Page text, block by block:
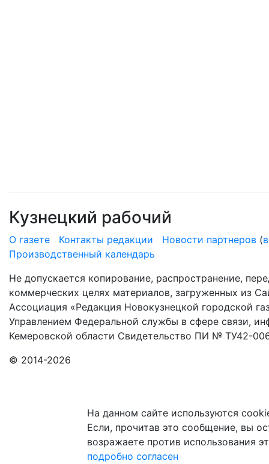
Кузнецкий рабочий
О газете Контакты редакции Новости партнеров (
Производственный календарь
Не допускается копирование, распространение,
коммерческих целях материалов, загруженных из
Ассоциация «Редакция Новокузнецкой городской
Управлением Федеральной службы в сфере связи,
Кемеровской области Свидетельство ПИ № ТУ42-
© 2014-2026
На данном сайте используются
Если, прочитав это сообщение, вы
возражаете против использования
подробно согласен